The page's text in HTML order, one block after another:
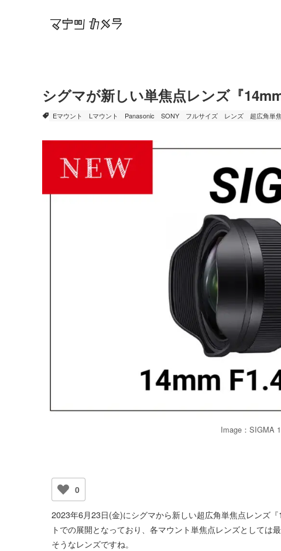
シグマが新しい単焦点レンズ『
Eマウント Lマウント Panasonic SONY フルサイズ レンズ 超広角単
Image：SIGMA
0
2023年6月23日(金)にシグマから新しい超広角単焦点レンズ
トでの展開となっており、各マウント単焦点レンズとして
そうなレンズですね。